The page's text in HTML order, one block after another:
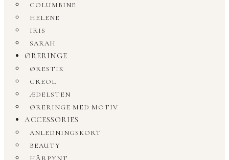
COLUMBINE
HELENE
IRIS
SARAH
ØRERINGE
ØRESTIK
CREOL
ÆDELSTEN
ØRERINGE MED MOTIV
ACCESSORIES
ANLEDNINGSKORT
BEAUTY
HÅRPYNT